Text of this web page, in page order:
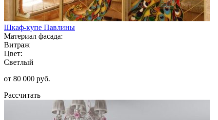
Шкаф-купе Павлины
Материал фасада:
Витраж
Цвет:
Светлый
от 80 000 руб.
Рассчитать